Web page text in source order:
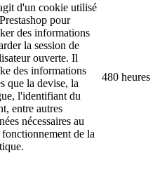
d'un cookie utilisé
pour
des informations
la session de
ouverte. Il
des informations
que la devise, la
l'identifiant du
entre autres
nécessaires au
de la
480 heures